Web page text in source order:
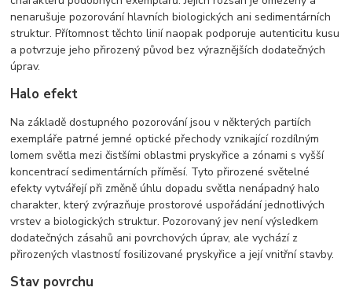
nenarušuje pozorování hlavních biologických ani sedimentárních
struktur. Přítomnost těchto linií naopak podporuje autenticitu kusu
a potvrzuje jeho přirozený původ bez výraznějších dodatečných
úprav.
Halo efekt
Na základě dostupného pozorování jsou v některých partiích
exempláře patrné jemné optické přechody vznikající rozdílným
lomem světla mezi čistšími oblastmi pryskyřice a zónami s vyšší
koncentrací sedimentárních příměsí. Tyto přirozené světelné
efekty vytvářejí při změně úhlu dopadu světla nenápadný halo
charakter, který zvýrazňuje prostorové uspořádání jednotlivých
vrstev a biologických struktur. Pozorovaný jev není výsledkem
dodatečných zásahů ani povrchových úprav, ale vychází z
přirozených vlastností fosilizované pryskyřice a její vnitřní stavby.
Stav povrchu